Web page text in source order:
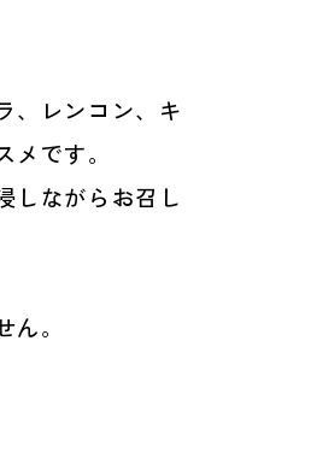
、レンコン、キ
です。
しながらお召し
。